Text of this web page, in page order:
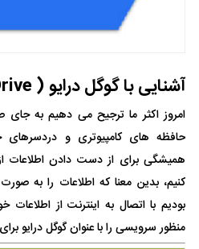
آشنایی با گوگل درایو ( Google Drive )
امروز اکثر ما ترجیح می دهیم به جای
حافظه های کامپیوتری و دردسرهای
همیشگی برای از دست دادن اطلاعات
کنیم، بدین معنا که اطلاعات را به
بودیم با اتصال به اینترنت از اطلاعات
منظور سرویسی را با عنوان گوگل درایو